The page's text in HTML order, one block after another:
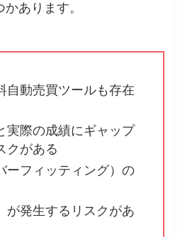
あります。
自動売買ツールも存在
実際の成績にギャップ
クがある
ーフィッティング）の
が発生するリスクがあ